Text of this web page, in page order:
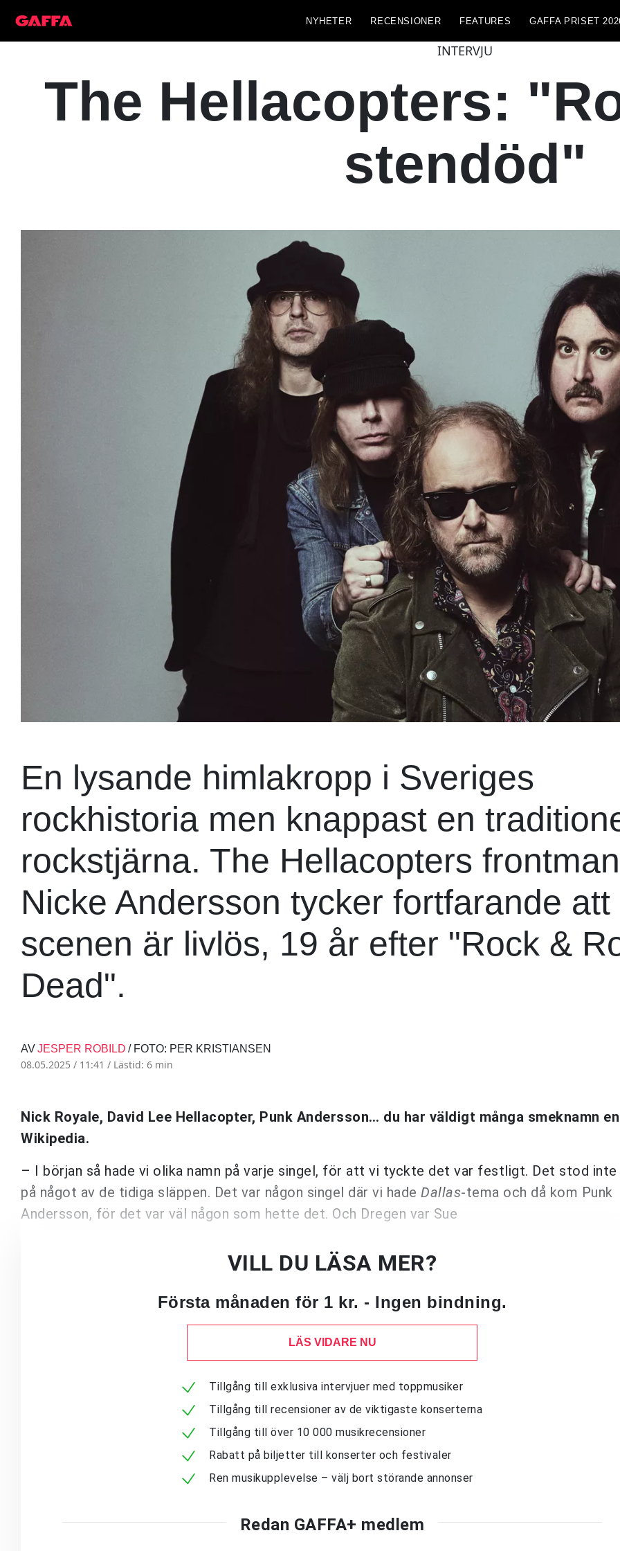
NYHETER RECENSIONER FEATURES GAFFA PRISET
INTERVJU
The Hellacopters:
stendöd"
En lysande himlakropp i Sveriges
rockhistoria men knappast en
rockstjärna. The Hellacopters frontman
Nicke Andersson tycker fortfarande att
scenen är livlös, 19 år efter "Rock &
Dead".
AVJESPER ROBILD / FOTO: PER KRISTIANSEN
08.05.2025 / 11:41 / Lästid: 6 min
Nick Royale, David Lee Hellacopter, Punk Andersson… du har väldigt många smeknamn
Wikipedia.
– I början så hade vi olika namn på varje singel, för att vi tyckte det var festligt. Det stod inte
på något av de tidiga släppen. Det var någon singel där vi hade Dallas-tema och då kom Punk
Andersson, för det var väl någon som hette det. Och Dregen var Sue
VILL DU LÄSA MER?
Första månaden för 1 kr. - Ingen bindning.
LÄS VIDARE NU
Tillgång till exklusiva intervjuer med toppmusiker
Tillgång till recensioner av de viktigaste konserterna
Tillgång till över 10 000 musikrecensioner
Rabatt på biljetter till konserter och festivaler
Ren musikupplevelse – välj bort störande annonser
Redan GAFFA+ medlem